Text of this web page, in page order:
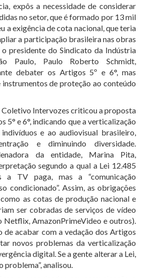
expôs a necessidade de considerar
no setor, que é formado por 13 mil
a exigência de cota nacional, que teria
a participação brasileira nas obras
presidente do Sindicato da Indústria
Paulo, Paulo Roberto Schmidt,
debater os Artigos 5º e 6°, mas
de proteção ao conteúdo
Coletivo Intervozes criticou a proposta
5° e 6°, indicando que a verticalização
e ao audiovisual brasileiro,
e diminuindo diversidade.
da entidade, Marina Pita,
segundo a qual a Lei 12.485
a TV paga, mas a “comunicação
condicionado”. Assim, as obrigações
as cotas de produção nacional e
ser cobradas de serviços de vídeo
Netflix, AmazonPrimeVideo e outros).
de acabar com a vedação dos Artigos
novos problemas da verticalização
digital. Se a gente alterar a Lei,
problema”, analisou.